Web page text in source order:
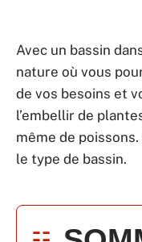
Avec un bassin
nature où vous
de vos besoins et
l’embellir de
même de
le type de bassin.